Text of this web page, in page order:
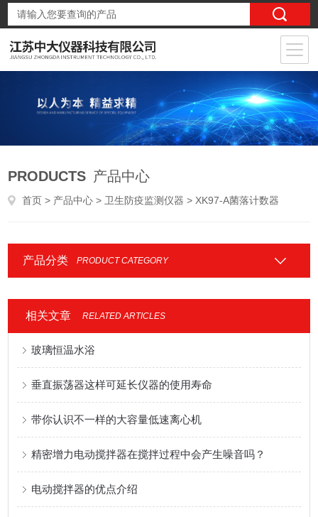
PRODUCTS 产品中心
首页 > 产品中心 > 卫生防疫监测仪器 > XK97-A菌落计数器
产品分类 PRODUCT CATEGORY
相关文章 RELATED ARTICLES
玻璃恒温水浴
垂直振荡器这样可延长仪器的使用寿命
带你认识不一样的大容量低速离心机
精密增力电动搅拌器在搅拌过程中会产生噪音吗？
电动搅拌器的优点介绍